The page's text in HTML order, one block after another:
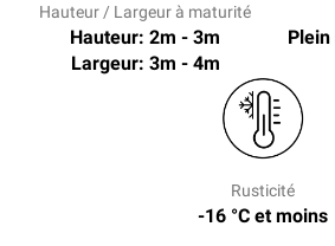
Hauteur / Largeur à maturité
Hauteur: 2m - 3m
Largeur: 3m - 4m
Rusticité
-16 °C et moins